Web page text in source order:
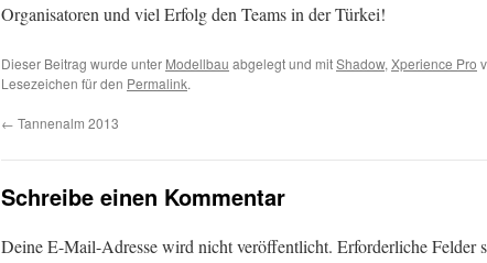
Organisatoren und viel Erfolg den Teams in der Türkei!
Dieser Beitrag wurde unter Modellbau abgelegt und mitShadow, Xperience Pro
Lesezeichen für den Permalink.
← Tannenalm 2013
Schreibe einen Kommentar
Deine E-Mail-Adresse wird nicht veröffentlicht. Erforderliche Felder